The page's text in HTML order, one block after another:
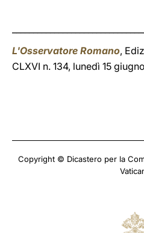
L'Osservatore Romano,
CLXVI n. 134, lunedì 15
Copyright © Dicastero per la